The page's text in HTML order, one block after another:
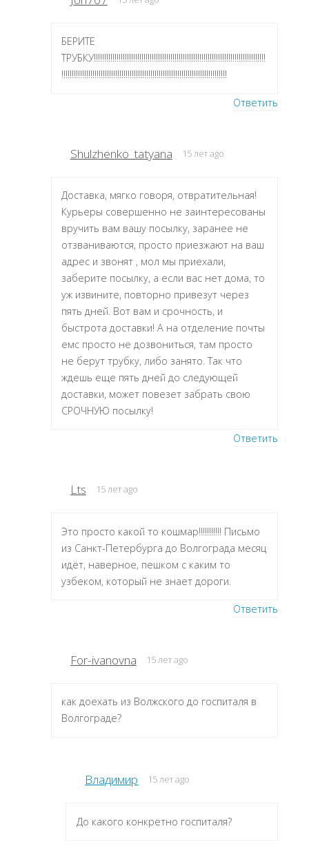
БЕРИТЕ
ТРУБКУ!!!!!!!!!!!!!!!!!!!!!!!!!!!!!!!!!!!!!!!!!!!!!!!!!!!!!!!!!!!!!!!!!!!!!!!!!!!!!!!!!!!
!!!!!!!!!!!!!!!!!!!!!!!!!!!!!!!!!!!!!!!!!!!!!!!!!!!!!!!!!!!!!!!!!!!!!!!!!!!!!!!!
Ответить
Shulzhenko_tatyana 15 лет ago
Доставка, мягко говоря, отвратительная!
Курьеры совершенно не заинтересованы
вручить вам вашу посылку, заранее не
отзваниваются, просто приезжают на ваш
адрес и звонят , мол мы приехали,
заберите посылку, а если вас нет дома, то
уж извините, повторно привезут через
пять дней. Вот вам и срочность, и
быстрота доставки! А на отделение почты
емс просто не дозвониться, там просто
не берут трубку, либо занято. Так что
ждешь еще пять дней до следующей
доставки, может повезет забрать свою
СРОЧНУЮ посылку!
Ответить
Lts 15 лет ago
Это просто какой то кошмар!!!!!!!!!!! Письмо
из Санкт-Петербурга до Волгограда месяц
идёт, наверное, пешком с каким то
узбеком, который не знает дороги.
Ответить
For-ivanovna 15 лет ago
как доехать из Волжского до госпиталя в
Волгограде?
Владимир 15 лет ago
До какого конкретно госпиталя?